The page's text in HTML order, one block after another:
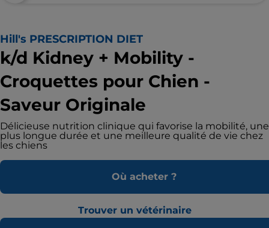
Hill's PRESCRIPTION DIET
k/d Kidney + Mobility -
Croquettes pour Chien -
Saveur Originale
Délicieuse nutrition clinique qui favorise la mobilité, une
plus longue durée et une meilleure qualité de vie chez
les chiens
Où acheter ?
Trouver un vétérinaire